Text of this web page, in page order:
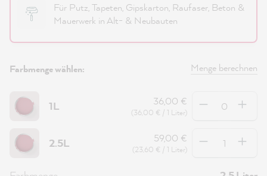
Für Putz, Tapeten, Gipskarton, Raufaser, Beton &
Mauerwerk in Alt- & Neubauten
Farbmenge wählen: Menge berechnen
1L 36,00 €
(36,00 € / 1 Liter)
2.5L 59,00 €
(23,60 € / 1 Liter)